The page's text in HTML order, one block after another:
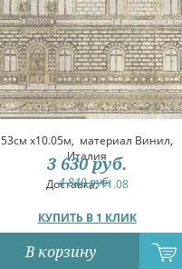
53см x10.05м, материал Винил,
Италия
Доставка:11.08
КУПИТЬ В 1 КЛИК
4 840руб.
3 630 руб.
В корзину